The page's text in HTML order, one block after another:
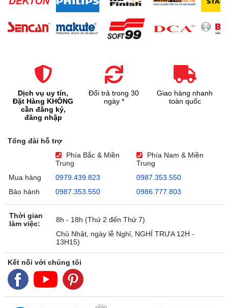
Dịch vụ uy tín,
Đặt Hàng KHÔNG
cần đăng ký,
đăng nhập
Đổi trả trong 30
ngày *
Giao hàng nhanh
toàn quốc
Tổng đài hỗ trợ
Phía Bắc & Miền
Trung
Phía Nam & Miền
Trung
Mua hàng
0979.439.823
0987.353.550
Bảo hành
0987.353.550 0986.777.803
Thời gian
làm việc:
8h - 18h (Thứ 2 đến Thứ 7)
Chủ Nhật, ngày lễ Nghỉ, NGHỈ TRƯA 12H -
13H15)
Kết nối với chúng tôi